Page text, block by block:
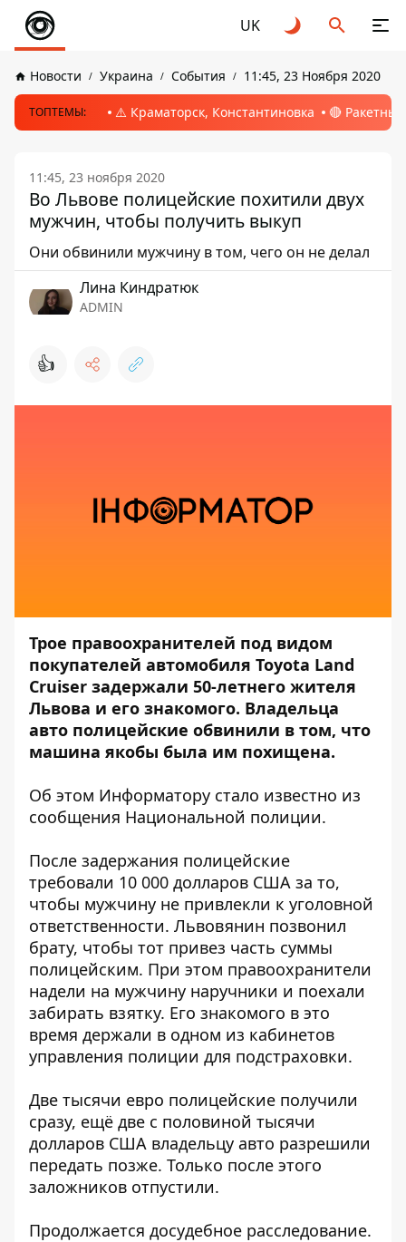
UK
Новости Украина События 11:45, 23 Ноября 2020
ТОПТЕМЫ: ⚠️ Краматорск, Константиновка 🔴
11:45, 23 ноября 2020
Во Львове полицейские похитили двух
мужчин, чтобы получить выкуп
Они обвинили мужчину в том, чего он не делал
Лина Киндратюк
ADMIN
👍
Трое правоохранителей под видом
покупателей автомобиля Toyota Land
Cruiser задержали 50-летнего жителя
Львова и его знакомого. Владельца
авто полицейские обвинили в том, что
машина якобы была им похищена.
Об этом Информатору стало известно из
сообщения Национальной полиции.
После задержания полицейские
требовали 10 000 долларов США за то,
чтобы мужчину не привлекли к уголовной
ответственности. Львовянин позвонил
брату, чтобы тот привез часть суммы
полицейским. При этом правоохранители
надели на мужчину наручники и поехали
забирать взятку. Его знакомого в это
время держали в одном из кабинетов
управления полиции для подстраховки.
Две тысячи евро полицейские получили
сразу, ещё две с половиной тысячи
долларов США владельцу авто разрешили
передать позже. Только после этого
заложников отпустили.
Продолжается досудебное расследование.